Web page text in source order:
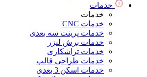
خدمات
خدمات
خدمات CNC
خدمات پرینت سه بعدی
خدمات برش لیزر
خدمات تراشکاری
خدمات طراحی قالب
خدمات اسکن 3 بعدی